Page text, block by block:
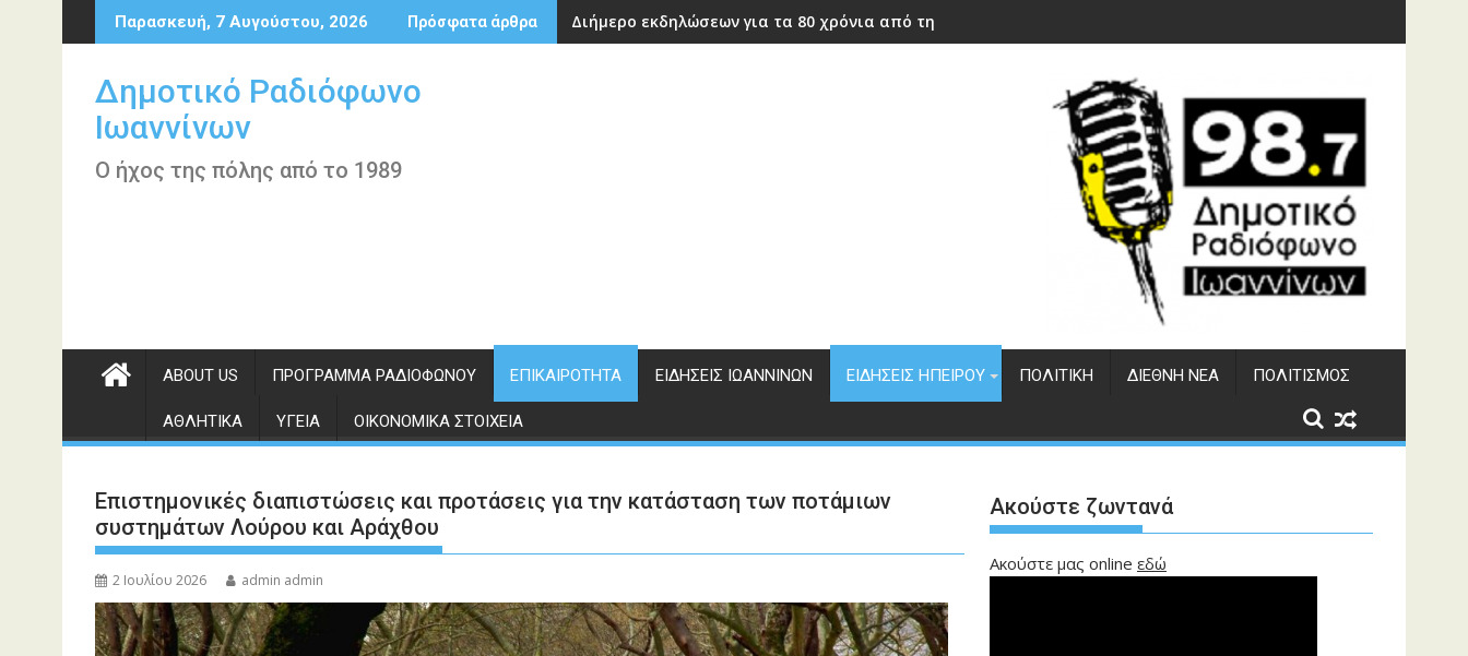
Περάστε
στο
Παρασκευή, 7 Αυγούστου, 2026 Πρόσφατα άρθρα Διήμερο εκδηλώσεων για τα 80 χρόνια από την ίδρυση του ΔΣΕ
Δημοτικό Ραδιόφωνο
Ιωαννίνων
Ο ήχος της πόλης από το 1989
ABOUT US ΠΡΌΓΡΑΜΜΑ ΡΑΔΙΟΦΏΝΟΥ ΕΠΙΚΑΙΡΌΤΗΤΑ ΕΙΔΉΣΕΙΣ ΙΩΑΝΝΊΝΩΝ ΕΙΔΉΣΕΙΣ ΗΠΕΊΡΟΥ ΠΟΛΙΤΙΚΉ ΔΙΕΘΝΉ ΝΈΑ ΠΟΛΙΤΙΣΜΌΣ
ΑΘΛΗΤΙΚΆ ΥΓΕΊΑ ΟΙΚΟΝΟΜΙΚΆ ΣΤΟΙΧΕΊΑ
Επιστημονικές διαπιστώσεις και προτάσεις για την κατάσταση των ποτάμιων
συστημάτων Λούρου και Αράχθου
2 Ιουλίου 2026 admin admin
Ακούστε ζωντανά
Ακούστε μας online εδώ